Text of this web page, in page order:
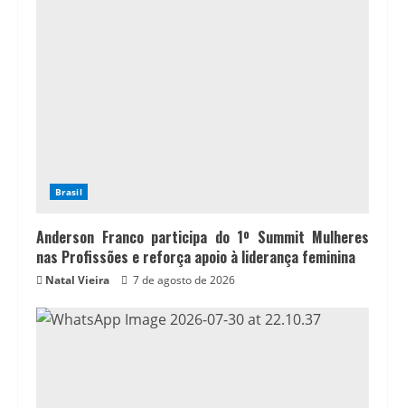
Brasil
Anderson Franco participa do 1º Summit Mulheres
nas Profissões e reforça apoio à liderança feminina
Natal Vieira 7 de agosto de 2026